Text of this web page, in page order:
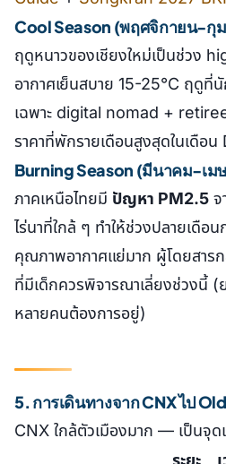
Cool Season (พฤศจิกายน-กุ
ฤดูหนาวของเชียงใหม่เป็นช่วง
อากาศเย็นสบาย 15-25°C ฤดูที่
เฉพาะ digital nomad +
ราคาที่พักรายเดือนสูงสุดในเดือ
Burning Season (มีนาคม-เม
ภาคเหนือไทยมี ปัญหา PM2.5 จ
ไร่นาที่ใกล้ ๆ ทำให้ช่วงปลายเดื
คุณภาพอากาศแย่มาก ผู้โดยสา
ที่มีเด็กควรพิจารณาเลี่ยงช่วงนี้
หลายคนต้องการอยู่)
5. การเดินทางจาก CNX ไป
CNX ใกล้ตัวเมืองมาก — เป็นจุ
ระยะ